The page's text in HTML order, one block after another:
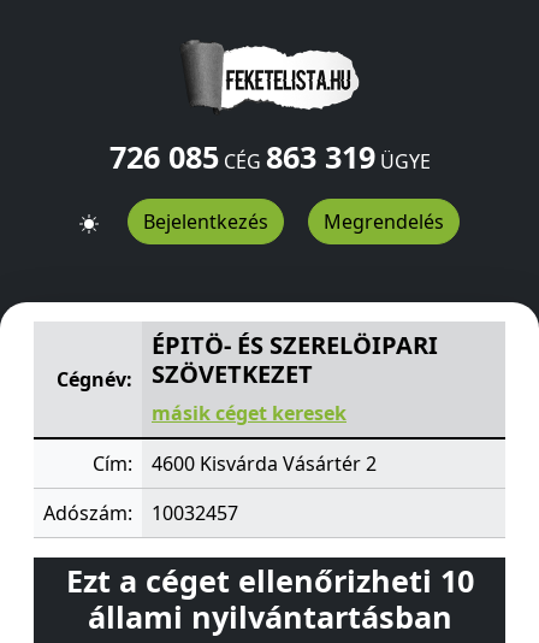
726 085CÉG 863 319ÜGYE
Bejelentkezés Megrendelés
ÉPITÖ- ÉS SZERELÖIPARI SZÖVETKEZETVásártér 2
Cégnév:
ÉPITÖ- ÉS SZERELÖIPARI
SZÖVETKEZET
másik céget keresek
Cím:
4600 Kisvárda Vásártér 2
Adószám:
10032457
Ezt a céget ellenőrizheti 10
állami nyilvántartásban